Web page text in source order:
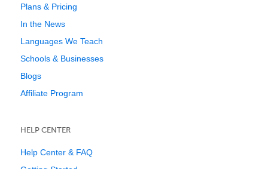
Plans & Pricing
In the News
Languages We Teach
Schools & Businesses
Blogs
Affiliate Program
HELP CENTER
Help Center & FAQ